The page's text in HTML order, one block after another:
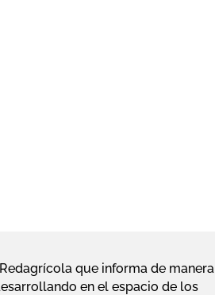
que informa de manera
en el espacio de los